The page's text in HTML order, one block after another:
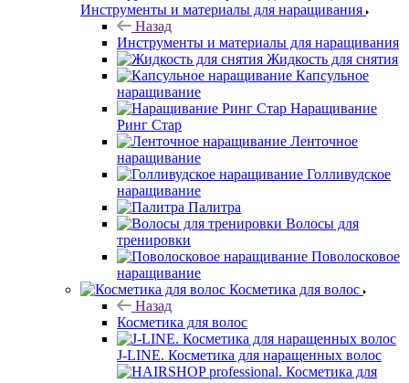
Инструменты и материалы для наращивания
Назад
Инструменты и материалы для наращивания
Жидкость для снятия
Капсульное
наращивание
Наращивание
Ринг Стар
Ленточное
наращивание
Голливудское
наращивание
Палитра
Волосы для
тренировки
Поволосковое
наращивание
Косметика для волос
Назад
Косметика для волос
J-LINE. Косметика для наращенных волос